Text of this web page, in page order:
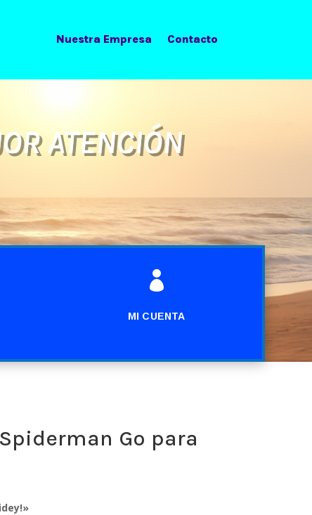
Nuestra Empresa Contacto
ATENCIÓN

MI CUENTA
Go para